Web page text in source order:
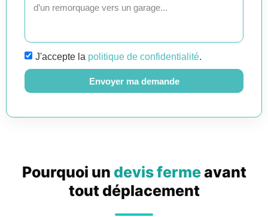
J'accepte la politique de confidentialité.
Envoyer ma demande
Pourquoi un devis fermeavant
tout déplacement